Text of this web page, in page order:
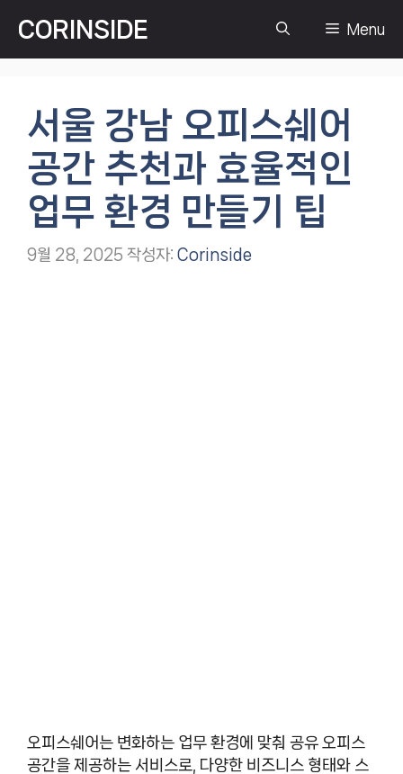
츠
CORINSIDE Menu
서울 강남 오피스쉐어
공간 추천과 효율적인
업무 환경 만들기 팁
9월 28, 2025 작성자: Corinside
오피스쉐어는 변화하는 업무 환경에 맞춰 공유 오피스
공간을 제공하는 서비스로, 다양한 비즈니스 형태와 스